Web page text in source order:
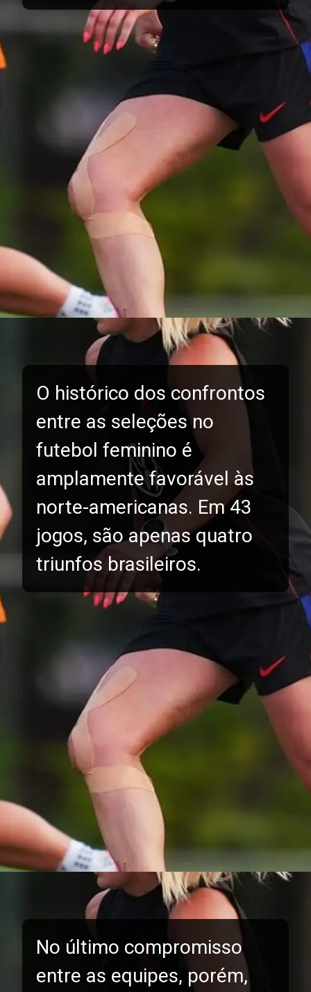
O histórico dos confrontos
entre as seleções no
futebol feminino é
amplamente favorável às
norte-americanas. Em 43
jogos, são apenas quatro
triunfos brasileiros.
No último compromisso
entre as equipes, porém,